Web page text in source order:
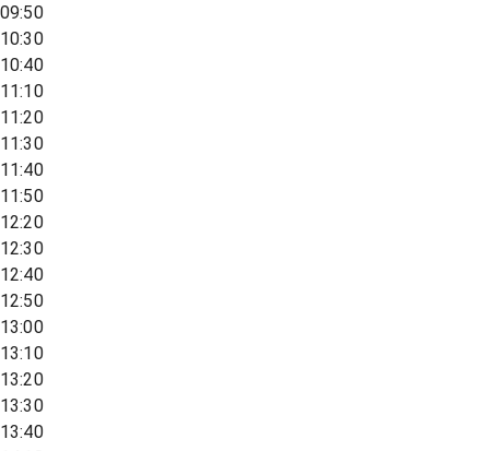
09:50
10:30
10:40
11:10
11:20
11:30
11:40
11:50
12:20
12:30
12:40
12:50
13:00
13:10
13:20
13:30
13:40